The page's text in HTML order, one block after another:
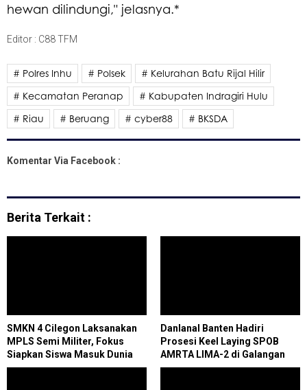
hewan dilindungi," jelasnya.*
Editor : C88 TFM
# Polres Inhu # Polsek
# Kelurahan Batu Rijal Hilir
# Kecamatan Peranap
# Kabupaten Indragiri Hulu
# Riau
# Beruang # cyber88 # BKSDA
Komentar Via Facebook :
Berita Terkait :
SMKN 4 Cilegon Laksanakan
MPLS Semi Militer, Fokus
Siapkan Siswa Masuk Dunia
Industri
Danlanal Banten Hadiri
Prosesi Keel Laying SPOB
AMRTA LIMA-2 di Galangan
PT Timas Merak